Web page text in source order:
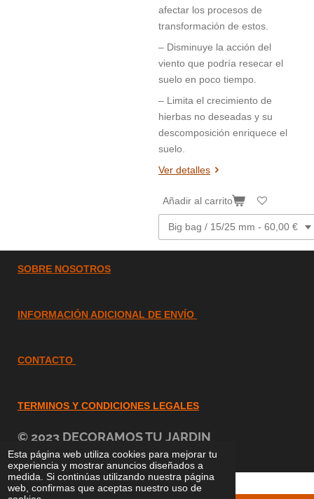
Esta página web utiliza cookies para mejorar tu
experiencia y mostrar anuncios diseñados a
medida. Si continúas utilizando nuestra página
web, confirmas que aceptas nuestro uso de
afectar los procesos de
transformación de estos.
– Disminuye la acción del
viento que podría resecar el
suelo en poco tiempo.
– Limita el crecimiento de
hierbas no deseadas y su
descomposición enriquece el
suelo.
Ver detalles
Añadir al carrito
SOBRE NOSOTROS
INFORMACIÓN ADICIONAL DE ENVÍO
CONTACTO
TERMINOS Y CONDICIONES LEGALES
© 2023 DECORAMOS TU JARDIN
info@decoramostusjardin.com